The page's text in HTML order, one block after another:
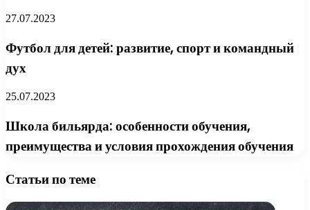
27.07.2023
Футбол для детей: развитие, спорт и командный
дух
25.07.2023
Школа бильярда: особенности обучения,
преимущества и условия прохождения обучения
Статьи по теме